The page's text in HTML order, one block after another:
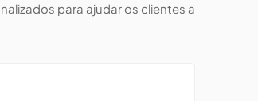
para ajudar os clientes a